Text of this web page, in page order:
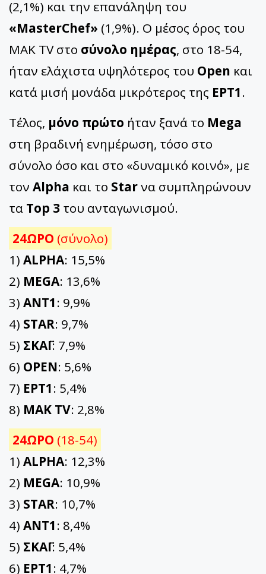
(2,1%) και την επανάληψη του
«MasterChef» (1,9%). Ο μέσος όρος του
ΜΑΚ TV στο σύνολο ημέρας, στο 18-54,
ήταν ελάχιστα υψηλότερος του Open και
κατά μισή μονάδα μικρότερος της ΕΡΤ1.
Τέλος, μόνο πρώτο ήταν ξανά το Mega
στη βραδινή ενημέρωση, τόσο στο
σύνολο όσο και στο «δυναμικό κοινό», με
τον Alpha και το Starνα συμπληρώνουν
τα Top 3 του ανταγωνισμού.
24ΩΡΟ (σύνολο)
1) ALPHA: 15,5%
2) MEGA: 13,6%
3) ΑΝΤ1: 9,9%
4) STAR: 9,7%
5) ΣΚΑΪ: 7,9%
6) OPEN: 5,6%
7) ΕΡΤ1: 5,4%
8) ΜΑΚ TV: 2,8%
24ΩΡΟ (18-54)
1) ALPHA: 12,3%
2) MEGA: 10,9%
3) STAR: 10,7%
4) ΑΝΤ1: 8,4%
5) ΣΚΑΪ: 5,4%
6) ΕΡΤ1: 4,7%